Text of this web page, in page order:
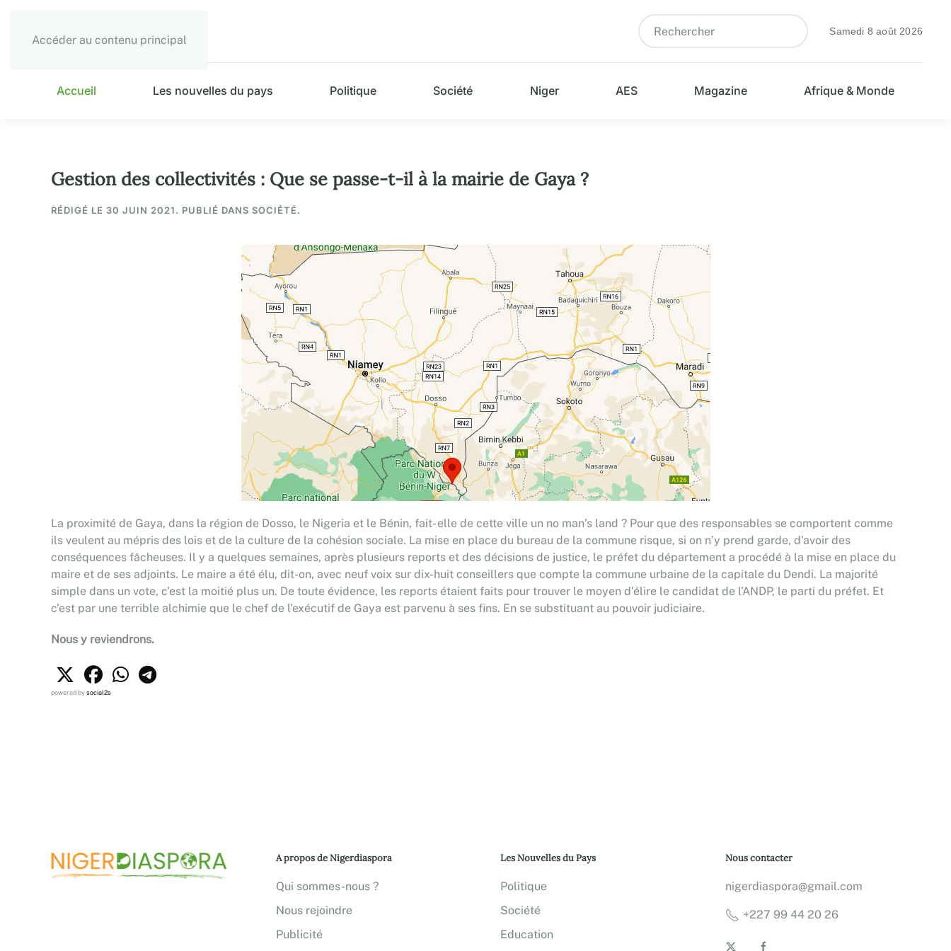
Accéder au contenu principal
Samedi 8 août 2026
Accueil Les nouvelles du pays Politique Société Niger AES Magazine Afrique & Monde
Gestion des collectivités : Que se passe-t-il à la mairie de Gaya ?
RÉDIGÉ LE 30 JUIN 2021. PUBLIÉ DANS SOCIÉTÉ.
La proximité de Gaya, dans la région de Dosso, le Nigeria et le Bénin, fait- elle de cette ville un no man’s land ? Pour que des responsables se comportent comme
ils veulent au mépris des lois et de la culture de la cohésion sociale. La mise en place du bureau de la commune risque, si on n’y prend garde, d’avoir des
conséquences fâcheuses. Il y a quelques semaines, après plusieurs reports et des décisions de justice, le préfet du département a procédé à la mise en place du
maire et de ses adjoints. Le maire a été élu, dit-on, avec neuf voix sur dix-huit conseillers que compte la commune urbaine de la capitale du Dendi. La majorité
simple dans un vote, c’est la moitié plus un. De toute évidence, les reports étaient faits pour trouver le moyen d’élire le candidat de l’ANDP, le parti du préfet. Et
c’est par une terrible alchimie que le chef de l’exécutif de Gaya est parvenu à ses fins. En se substituant au pouvoir judiciaire.
Nous y reviendrons.
powered bysocial2s
A propos de Nigerdiaspora
Qui sommes-nous ?
Nous rejoindre
Publicité
Les Nouvelles du Pays
Politique
Société
Education
Nous contacter
nigerdiaspora@gmail.com
+227 99 44 20 26